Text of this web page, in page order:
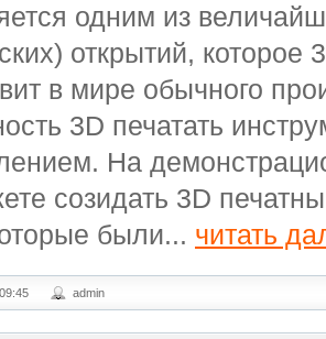
одним из
открытий, которое
в мире обычного
3D печатать
На
созидать 3D
были... читать
admin